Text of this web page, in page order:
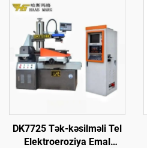
DK7725 Tək-kəsilməli Tel
Elektroeroziya Emal